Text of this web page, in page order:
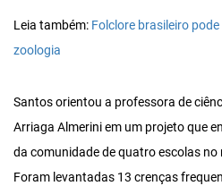
Leia também: Folclore brasileiro
zoologia
Santos orientou a professora de
Arriaga Almerini em um projeto que
da comunidade de quatro escolas no
Foram levantadas 13 crenças